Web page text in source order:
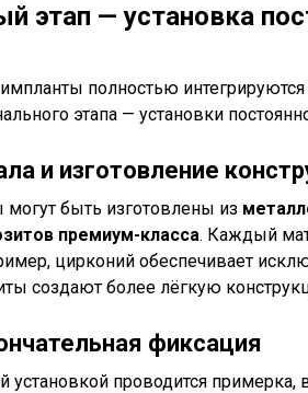
этап — установка
полностью
этапа — установки
и изготовление
быть изготовлены из
премиум-класса. Каждый
цирконий обеспечивает
создают более лёгкую
фиксация
установкой проводится примерка,